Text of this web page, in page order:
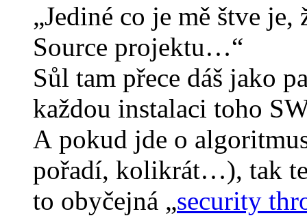
„Jediné co je mě štve
Source projektu…“
Sůl tam přece dáš jako
každou instalaci toho
A pokud jde o
pořadí, kolikrát…), tak
to obyčejná „security